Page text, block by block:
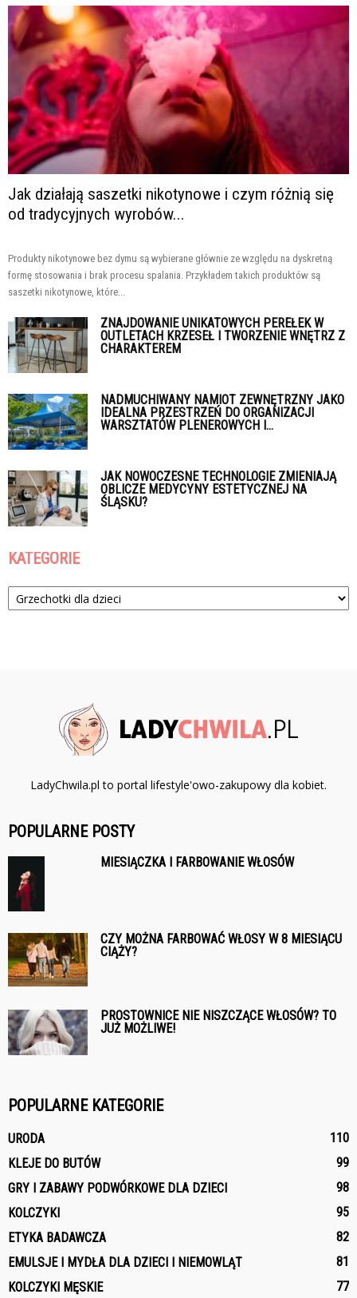
Jak działają saszetki nikotynowe i czym różnią się
od tradycyjnych wyrobów...
Produkty nikotynowe bez dymu są wybierane głównie ze względu na dyskretną
formę stosowania i brak procesu spalania. Przykładem takich produktów są
saszetki nikotynowe, które...
ZNAJDOWANIE UNIKATOWYCH PEREŁEK W
OUTLETACH KRZESEŁ I TWORZENIE WNĘTRZ Z
CHARAKTEREM
NADMUCHIWANY NAMIOT ZEWNĘTRZNY JAKO
IDEALNA PRZESTRZEŃ DO ORGANIZACJI
WARSZTATÓW PLENEROWYCH I...
JAK NOWOCZESNE TECHNOLOGIE ZMIENIAJĄ
OBLICZE MEDYCYNY ESTETYCZNEJ NA
ŚLĄSKU?
KATEGORIE
Kategorie
LadyChwila.pl to portal lifestyle'owo-zakupowy dla kobiet.
POPULARNE POSTY
MIESIĄCZKA I FARBOWANIE WŁOSÓW
CZY MOŻNA FARBOWAĆ WŁOSY W 8 MIESIĄCU
CIĄŻY?
PROSTOWNICE NIE NISZCZĄCE WŁOSÓW? TO
JUŻ MOŻLIWE!
POPULARNE KATEGORIE
URODA
110
KLEJE DO BUTÓW
99
GRY I ZABAWY PODWÓRKOWE DLA DZIECI
98
KOLCZYKI
95
ETYKA BADAWCZA
82
EMULSJE I MYDŁA DLA DZIECI I NIEMOWLĄT
81
KOLCZYKI MĘSKIE
77